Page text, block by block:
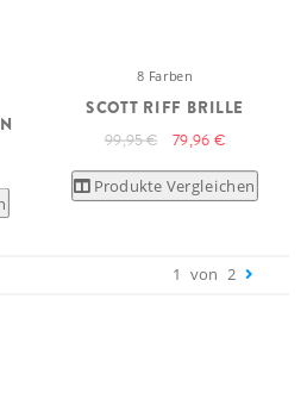
8 Farben
SCOTT RIFF BRILLE
99,95 € 79,96 €
Produkte Vergleichen
1 von 2